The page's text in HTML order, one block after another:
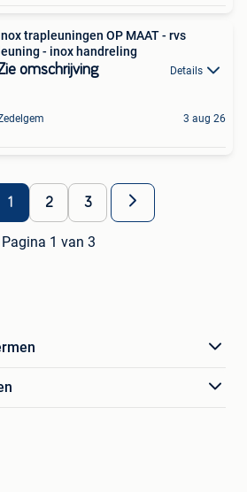
trapleuningen OP MAAT - rvs
leuning - inox handreling
omschrijving Details
3 aug 26
1 2 3
Pagina 1 van 3